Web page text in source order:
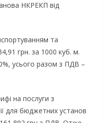
НКРЕКП від
та
грн. за 1000 куб. м.
усього разом з ПДВ –
на послуги з
для бюджетних установ